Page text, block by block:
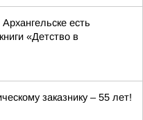
есть
«Детство в
заказнику – 55 лет!